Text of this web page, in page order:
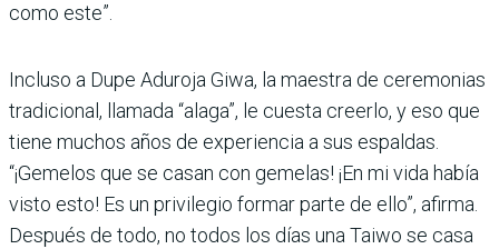
como este”.
Incluso a Dupe Aduroja Giwa, la maestra de ceremonias
tradicional, llamada “alaga”, le cuesta creerlo, y eso que
tiene muchos años de experiencia a sus espaldas.
“¡Gemelos que se casan con gemelas! ¡En mi vida había
visto esto! Es un privilegio formar parte de ello”, afirma.
Después de todo, no todos los días una Taiwo se casa